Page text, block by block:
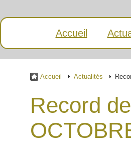
Accueil
Accueil Actualités
Record